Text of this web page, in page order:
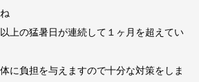
上の猛暑日が連続して１ヶ月を超えてい
に負担を与えますので十分な対策をしま